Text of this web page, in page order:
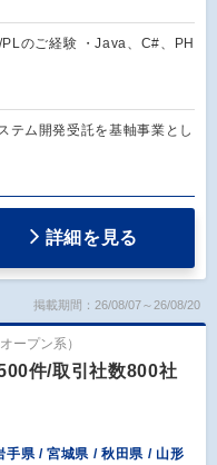
のご経験 ・Java、C#、PH
テム開発受託を基軸事業とし
詳細を見る
掲載期間：26/08/07～26/08/20
ープン系）
件/取引社数800社
手県 / 宮城県 / 秋田県 / 山形